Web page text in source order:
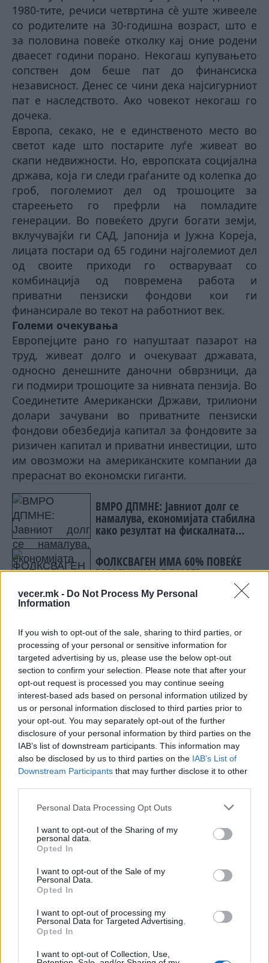
vecer.mk - Do Not Process My Personal
Information
If you wish to opt-out of the sale, sharing to third parties, or
processing of your personal or sensitive information for
targeted advertising by us, please use the below opt-out
section to confirm your selection. Please note that after your
opt-out request is processed you may continue seeing
interest-based ads based on personal information utilized by
us or personal information disclosed to third parties prior to
your opt-out. You may separately opt-out of the further
disclosure of your personal information by third parties on the
IAB’s list of downstream participants. This information may
also be disclosed by us to third parties on the IAB’s List of
Downstream Participants that may further disclose it to other
Personal Data Processing Opt Outs
I want to opt-out of the Sharing of my
personal data.
Opted In
I want to opt-out of the Sale of my
Personal Data.
Opted In
I want to opt-out of processing my
Personal Data for Targeted Advertising.
Opted In
I want to opt-out of Collection, Use,
1980-тите, речиси четвртина сè уште живееле
со родителите на 30-годишна возраст, што е
за половина повеќе отколку кај оние родени
дваесет години порано. Некогаш купувањето
сопствен дом беше пат до финансиска
независност. Денес се чини дека најсигурниот
пат е наследството. Ако човекот некогаш го
дочека.
Европа, секако, не е единственото место во
светот каде што постарите луѓе живеат во
скапи недвижности. Но, европската социјална
држава, која ги следи граѓаните од колепка до
гроб, поголемиот дел од трошоците за
стареењето го префрли на помладите
генерации. Во повеќето други богати земји,
вклучувајќи ги САД, Јапонија и Јужна Кореја,
лицата постари од 65 години најголемиот дел
од своите приходи го остваруваат со
комбинација од повремена работа и
приватни пензиски фондови кои ги
финансирале во текот на работниот век.
Големи очекувања
Европејците рано го напуштаат пазарот на
труд, живеат долго и очекуваат државата,
односно денешните даночни обврзници, да
ги подмири трошоците за нивната пензија. Во
Соединетите Американски Држави, трилиони
долари зачувани во приватните пензиски
фондови обезбедија капитал за фондовите за
ризичен капитал и приватни инвестиции, што
им овозможи на американските компании да
прераснат во економски гиганти.
ВМРО ДПМНЕ: Јавниот долг се
намалува, економијата стабилна
како резултат на фискалната
управување
ФОЛКСВАГЕН ИМА 60% ПОВЕЌЕ
РАБОТНИЦИ ОД ТОЈОТА, а
автомобили. Зошто?
пензии ги финансираат денешните
работници, со очекување дека утрешните, сè
уште неродени работници, еден ден ќе ја
преземат таа обврска и ќе ги финансираат
сопствените родители кога ќе остарат. Дел од
трошоците се финансира и со државно
задолжување, кое исто така еден ден ќе мора
да го вратат идните генерации. Тоа значи
дека европските компании располагаат со
помалку капитал, што е една од причините
зошто Европа има толку малку големи
технологијата. Наместо тоа, постои огромен
нефинансиран трошок кој ги оптоварува
јавните финансии.
Ништо од ова не претставуваше проблем
додека истовремено растеа и економијата и
бројот на жители, како што послевоените
генерации добро се сеќаваат од својата
младост. Но, европското население сега
престанува да расте, делумно и затоа што
помали семејства и помал број деца.